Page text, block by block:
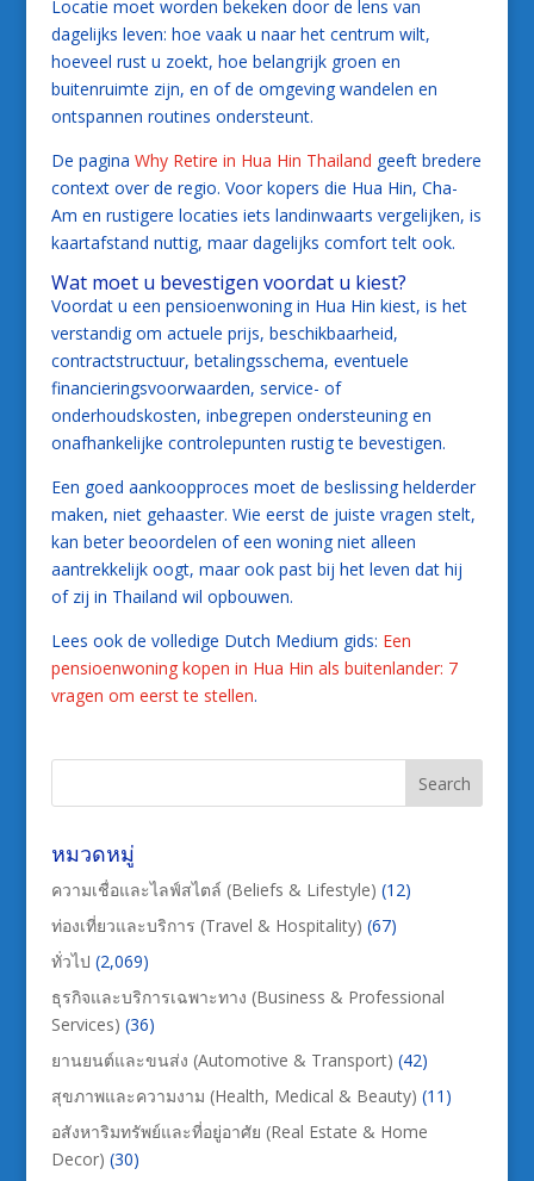
Locatie moet worden bekeken door de lens van
dagelijks leven: hoe vaak u naar het centrum wilt,
hoeveel rust u zoekt, hoe belangrijk groen en
buitenruimte zijn, en of de omgeving wandelen en
ontspannen routines ondersteunt.
De pagina Why Retire in Hua Hin Thailand geeft bredere
context over de regio. Voor kopers die Hua Hin, Cha-
Am en rustigere locaties iets landinwaarts vergelijken, is
kaartafstand nuttig, maar dagelijks comfort telt ook.
Wat moet u bevestigen voordat u kiest?
Voordat u een pensioenwoning in Hua Hin kiest, is het
verstandig om actuele prijs, beschikbaarheid,
contractstructuur, betalingsschema, eventuele
financieringsvoorwaarden, service- of
onderhoudskosten, inbegrepen ondersteuning en
onafhankelijke controlepunten rustig te bevestigen.
Een goed aankoopproces moet de beslissing helderder
maken, niet gehaaster. Wie eerst de juiste vragen stelt,
kan beter beoordelen of een woning niet alleen
aantrekkelijk oogt, maar ook past bij het leven dat hij
of zij in Thailand wil opbouwen.
Lees ook de volledige Dutch Medium gids: Een
pensioenwoning kopen in Hua Hin als buitenlander: 7
vragen om eerst te stellen.
หมวดหมู่
ความเชื่อและไลฟ์สไตล์ (Beliefs & Lifestyle) (12)
ท่องเที่ยวและบริการ (Travel & Hospitality) (67)
ทั่วไป (2,069)
ธุรกิจและบริการเฉพาะทาง (Business & Professional
Services) (36)
ยานยนต์และขนส่ง (Automotive & Transport) (42)
สุขภาพและความงาม (Health, Medical & Beauty) (11)
อสังหาริมทรัพย์และที่อยู่อาศัย (Real Estate & Home
Decor) (30)